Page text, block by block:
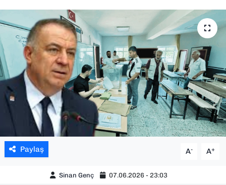
Paylaş A- A+
Sinan Genç 07.06.2026 - 23:03
TEKNOLOJİ
YAŞAM
YEREL YÖNETİMLER